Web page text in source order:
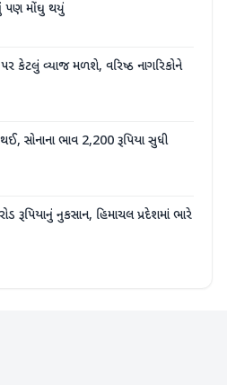
પણ મોંઘુ થયું
કેટલું વ્યાજ મળશે, વરિષ્ઠ નાગરિકોને
સોનાના ભાવ 2,200 રૂપિયા સુધી
રૂપિયાનું નુકસાન, હિમાચલ પ્રદેશમાં ભારે